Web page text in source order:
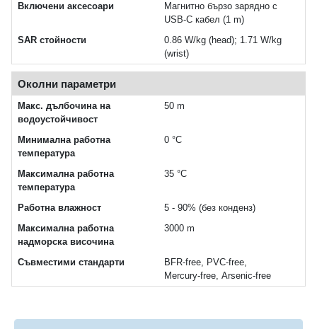
Включени аксесоари
Магнитно бързо зарядно с
USB‑C кабел (1 m)
SAR стойности
0.86 W/kg (head); 1.71 W/kg
(wrist)
Околни параметри
Макс. дълбочина на
водоустойчивост
50 m
Минимална работна
температура
0 °C
Максимална работна
температура
35 °C
Работна влажност
5 - 90% (без конденз)
Максимална работна
надморска височина
3000 m
Съвместими стандарти
BFR‑free, PVC‑free,
Mercury‑free, Arsenic‑free